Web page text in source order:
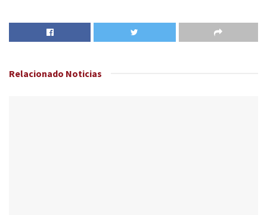
Relacionado Noticias